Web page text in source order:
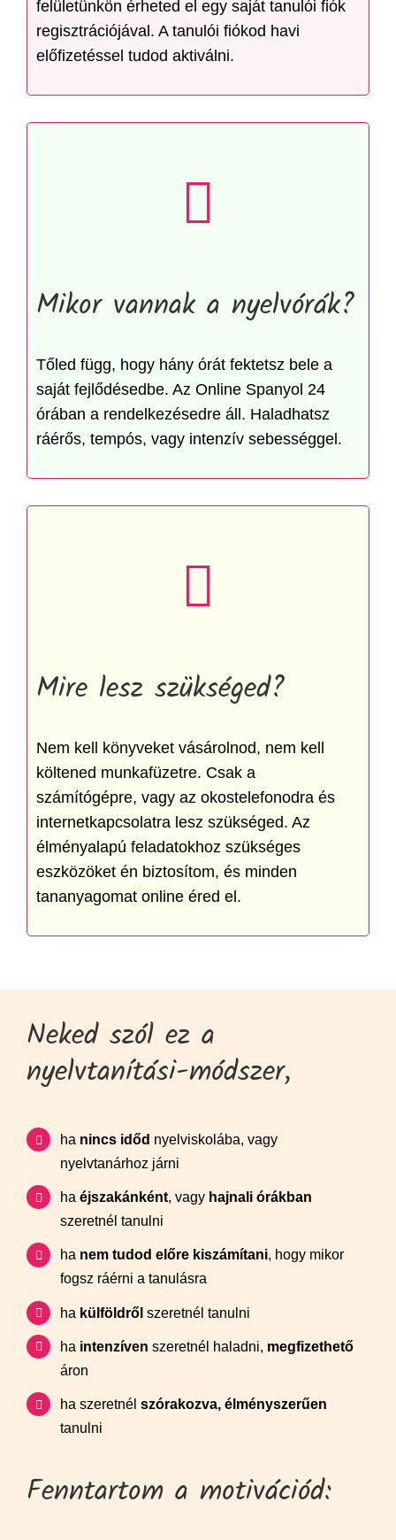
felületünkön érheted el egy saját tanulói fiók
regisztrációjával. A tanulói fiókod havi
előfizetéssel tudod aktiválni.
Mikor vannak a nyelvórák?
Tőled függ, hogy hány órát fektetsz bele a
saját fejlődésedbe. Az Online Spanyol 24
órában a rendelkezésedre áll. Haladhatsz
ráérős, tempós, vagy intenzív sebességgel.
Mire lesz szükséged?
Nem kell könyveket vásárolnod, nem kell
költened munkafüzetre. Csak a
számítógépre, vagy az okostelefonodra és
internetkapcsolatra lesz szükséged. Az
élményalapú feladatokhoz szükséges
eszközöket én biztosítom, és minden
tananyagomat online éred el.
Neked szól ez a
nyelvtanítási-módszer,
ha nincs időd nyelviskolába, vagy
nyelvtanárhoz járni
haéjszakánként, vagy hajnali órákban
szeretnél tanulni
ha nem tudod előre kiszámítani, hogy mikor
fogsz ráérni a tanulásra
ha külföldről szeretnél tanulni
ha intenzíven szeretnél haladni, megfizethető
áron
ha szeretnélszórakozva, élményszerűen
tanulni
Fenntartom a motivációd: